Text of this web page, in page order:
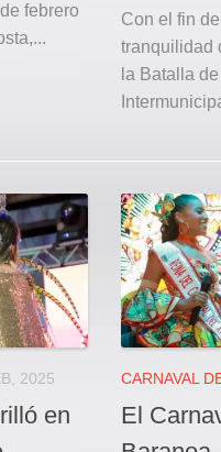
febrero
Con el fin
tranquilidad
la Batalla
2025
en
CARNAVAL
El